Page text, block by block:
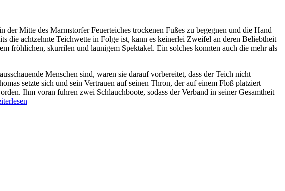
der Mitte des Marmstorfer Feuerteiches trockenen Fußes zu begegnen und die Hand
die achtzehnte Teichwette in Folge ist, kann es keinerlei Zweifel an deren Beliebtheit
fröhlichen, skurrilen und launigem Spektakel. Ein solches konnten auch die mehr als
Menschen sind, waren sie darauf vorbereitet, dass der Teich nicht
setzte sich und sein Vertrauen auf seinen Thron, der auf einem Floß platziert
Ihm voran fuhren zwei Schlauchboote, sodass der Verband in seiner Gesamtheit